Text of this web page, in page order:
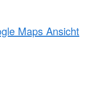
Maps Ansicht